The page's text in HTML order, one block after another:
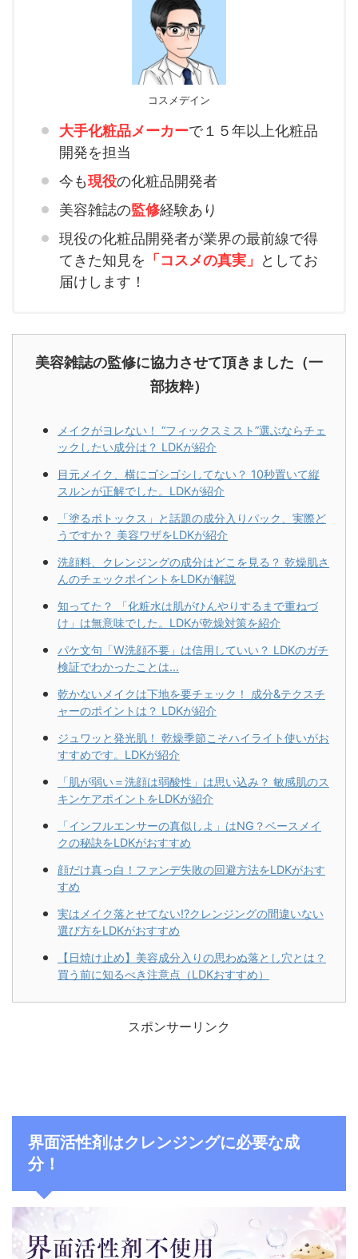
コスメデイン
大手化粧品メーカーで１５年以上化粧品
開発を担当
今も現役の化粧品開発者
美容雑誌の監修経験あり
現役の化粧品開発者が業界の最前線で得
てきた知見を 「コスメの真実」
としてお
届けします！
美容雑誌の監修に協力させて頂きました（一
部抜粋）
メイクがヨレない！ “フィックスミスト”選ぶならチェ
ックしたい成分は？ LDKが紹介
目元メイク、横にゴシゴシしてない？ 10秒置いて縦
スルンが正解でした。LDKが紹介
「塗るボトックス」と話題の成分入りパック、実際ど
うですか？ 美容ワザをLDKが紹介
洗顔料、クレンジングの成分はどこを見る？ 乾燥肌さ
んのチェックポイントをLDKが解説
知ってた？ 「化粧水は肌がひんやりするまで重ねづ
け」は無意味でした。LDKが乾燥対策を紹介
パケ文句「W洗顔不要」は信用していい？ LDKのガチ
検証でわかったことは...
乾かないメイクは下地を要チェック！ 成分&テクスチ
ャーのポイントは？ LDKが紹介
ジュワッと発光肌！ 乾燥季節こそハイライト使いがお
すすめです。LDKが紹介
「肌が弱い＝洗顔は弱酸性」は思い込み？ 敏感肌のス
キンケアポイントをLDKが紹介
「インフルエンサーの真似しよ」はNG？ベースメイ
クの秘訣をLDKがおすすめ
顔だけ真っ白！ファンデ失敗の回避方法をLDKがおす
すめ
実はメイク落とせてない!?クレンジングの間違いない
選び方をLDKがおすすめ
【日焼け止め】美容成分入りの思わぬ落とし穴とは？
買う前に知るべき注意点（LDKおすすめ）
スポンサーリンク
界面活性剤はクレンジングに必要な成
分！